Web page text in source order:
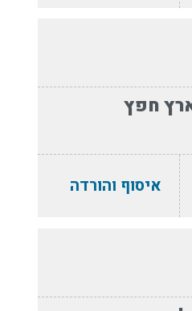
חפץ
איסוף והורדה